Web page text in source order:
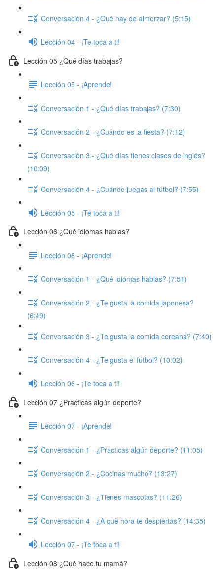
Conversación 4 - ¿Qué hay de almorzar? (5:15)
Lección 04 - ¡Te toca a ti!
Lección 05 ¿Qué días trabajas?
Lección 05 - ¡Aprende!
Conversación 1 - ¿Qué días trabajas? (7:30)
Conversación 2 - ¿Cuándo es la fiesta? (7:12)
Conversación 3 - ¿Qué días tienes clases de inglés?
(10:09)
Conversación 4 - ¿Cuándo juegas al fútbol? (7:55)
Lección 05 - ¡Te toca a ti!
Lección 06 ¿Qué idiomas hablas?
Lección 06 - ¡Aprende!
Conversación 1 - ¿Qué idiomas hablas? (7:51)
Conversación 2 - ¿Te gusta la comida japonesa?
(6:49)
Conversación 3 - ¿Te gusta la comida coreana? (7:40)
Conversación 4 - ¿Te gusta el fútbol? (10:02)
Lección 06 - ¡Te toca a ti!
Lección 07 ¿Practicas algún deporte?
Lección 07 - ¡Aprende!
Conversación 1 - ¿Practicas algún deporte? (11:05)
Conversación 2 - ¿Cocinas mucho? (13:27)
Conversación 3 - ¿Tienes mascotas? (11:26)
Conversación 4 - ¿A qué hora te despiertas? (14:35)
Lección 07 - ¡Te toca a ti!
Lección 08 ¿Qué hace tu mamá?